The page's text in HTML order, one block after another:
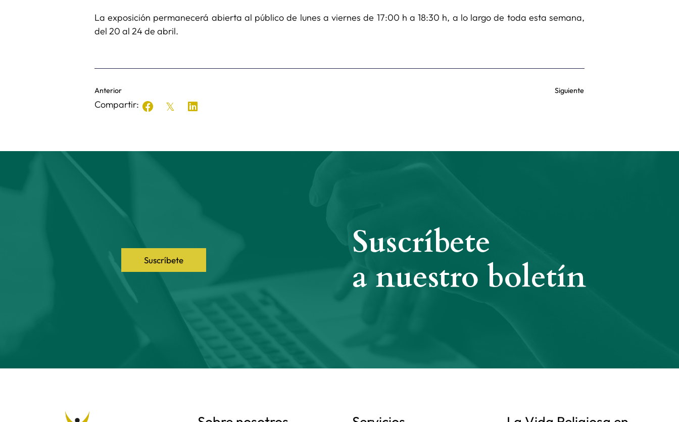
La exposición permanecerá abierta al público de lunes a viernes de 17:00 h a 18:30 h, a lo largo de toda esta semana,
del 20 al 24 de abril.
Anterior Siguiente
Compartir:
Suscríbete
Suscríbete
a nuestro boletín